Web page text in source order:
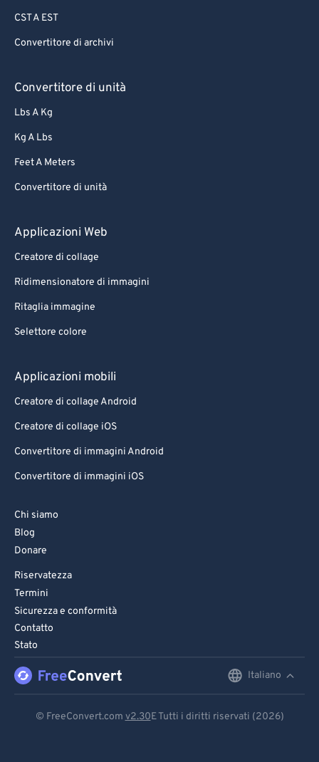
CST A EST
Convertitore di archivi
Convertitore di unità
Lbs A Kg
Kg A Lbs
Feet A Meters
Convertitore di unità
Applicazioni Web
Creatore di collage
Ridimensionatore di immagini
Ritaglia immagine
Selettore colore
Applicazioni mobili
Creatore di collage Android
Creatore di collage iOS
Convertitore di immagini Android
Convertitore di immagini iOS
Chi siamo
Blog
Donare
Riservatezza
Termini
Sicurezza e conformità
Contatto
Stato
Italiano
© FreeConvert.com v2.30E Tutti i diritti riservati (2026)